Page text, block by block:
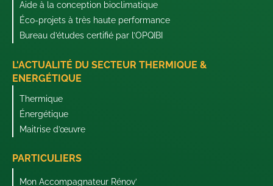
Aide à la conception bioclimatique
Éco-projets à très haute performance
Bureau d’études certifié par l’OPQIBI
L'ACTUALITÉ DU SECTEUR THERMIQUE &
ENERGÉTIQUE
Thermique
Énergétique
Maitrise d’œuvre
PARTICULIERS
Mon Accompagnateur Rénov’